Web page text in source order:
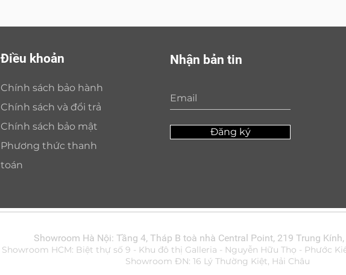
Điều khoản
Chính sách bảo hành
Chính sách và đổi trả
Chính sách bảo mật
Phương thức thanh
toán
Nhận bản tin
Đăng ký
Showroom Hà Nội: Tầng 4, Tháp B toà nhà Central Point, 219 Trung Kính,
Showroom HCM: Biệt thự số 9 - Khu đô thị Galleria - Nguyễn Hữu Thọ - Phước
Showroom ĐN: 16 Lý Thường Kiệt, Hải Châu